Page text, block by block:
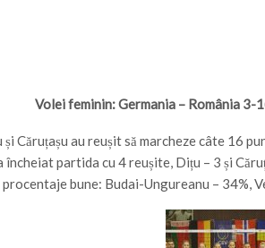
Volei feminin: Germania – România
Căruțașu au reușit să marcheze câte 16
încheiat partida cu 4 reușite, Dițu – 3 și
bune: Budai-Ungureanu – 34%,